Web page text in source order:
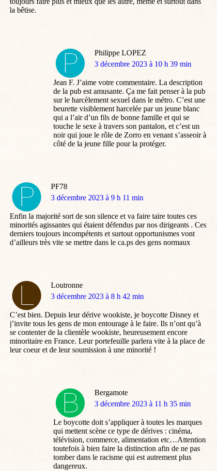
la bêtise.
Philippe LOPEZ
dit
3 décembre 2023 à 10 h 39 min
Jean F. J’aime votre commentaire. La description
de la pub est amusante. Ça me fait penser à la pub
sur le harcèlement sexuel dans le métro. C’est une
beurette visiblement harcelée par un jeune blanc
qui a l’air d’un fils de bonne famille et qui se
touche le sexe à travers son pantalon, et c’est un
noir qui joue le rôle de Zorro en venant s’asseoir à
côté de la jeune fille pour la protéger.
PF78
dit
3 décembre 2023 à 9 h 11 min
Enfin la majorité sort de son silence et va faire taire toutes ces
minorités agissantes qui étaient défendus par nos dirigeants . Ces
derniers toujours incompétents et surtout opportunismes vont
d’ailleurs très vite se mettre dans le ca.ps des gens normaux
Loutronne
dit
3 décembre 2023 à 8 h 42 min
C’est bien. Depuis leur dérive wookiste, je boycotte Disney et
j’invite tous les gens de mon entourage à le faire. Ils n’ont qu’à
se contenter de la clientèle wookiste, heureusement encore
minoritaire en France. Leur portefeuille parlera vite à la place de
leur coeur et de leur soumission à une minorité !
Bergamote
dit
3 décembre 2023 à 11 h 35 min
Le boycotte doit s’appliquer à toutes les marques
qui mettent scène ce type de dérives : cinéma,
télévision, commerce, alimentation etc…Attention
toutefois à bien faire la distinction afin de ne pas
tomber dans le racisme qui est autrement plus
dangereux.